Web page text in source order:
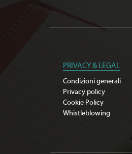
PRIVACY & LEGAL
Condizioni generali
Privacy policy
Cookie Policy
Whistleblowing